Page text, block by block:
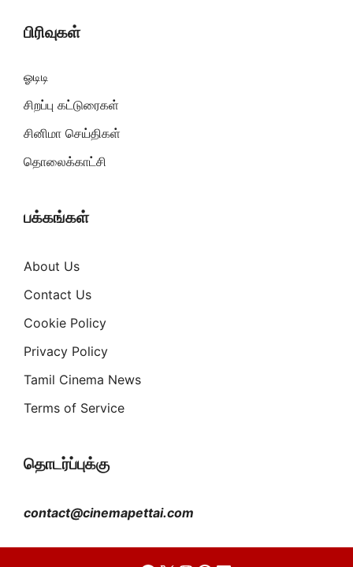
பிரிவுகள்
ஓடிடி
சிறப்பு கட்டுரைகள்
சினிமா செய்திகள்
தொலைக்காட்சி
பக்கங்கள்
About Us
Contact Us
Cookie Policy
Privacy Policy
Tamil Cinema News
Terms of Service
தொடர்ப்புக்கு
contact@cinemapettai.com